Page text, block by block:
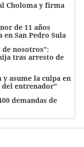
Choloma y firma
de 11 años
San Pedro Sula
de nosotros”:
tras arresto de
y asume la culpa en
entrenador”
demandas de